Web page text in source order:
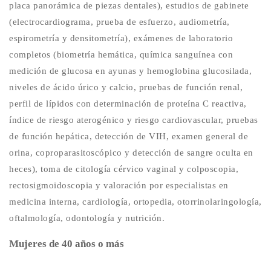
placa panorámica de piezas dentales), estudios de gabinete
(electrocardiograma, prueba de esfuerzo, audiometría,
espirometría y densitometría), exámenes de laboratorio
completos (biometría hemática, química sanguínea con
medición de glucosa en ayunas y hemoglobina glucosilada,
niveles de ácido úrico y calcio, pruebas de función renal,
perfil de lípidos con determinación de proteína C reactiva,
índice de riesgo aterogénico y riesgo cardiovascular, pruebas
de función hepática, detección de VIH, examen general de
orina, coproparasitoscópico y detección de sangre oculta en
heces), toma de citología cérvico vaginal y colposcopia,
rectosigmoidoscopia y valoración por especialistas en
medicina interna, cardiología, ortopedia, otorrinolaringología,
oftalmología, odontología y nutrición.
Mujeres de 40 años o más